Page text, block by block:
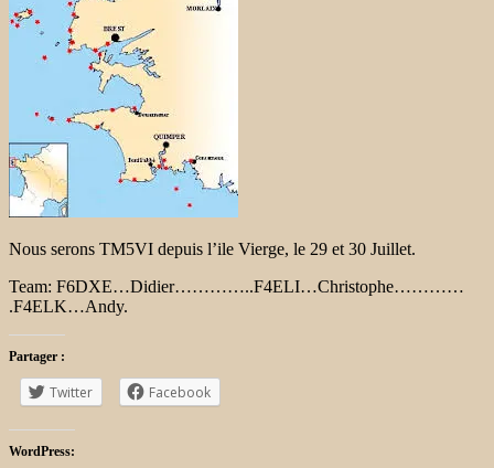
Nous serons TM5VI depuis l’ile Vierge, le 29 et 30 Juillet.
Team: F6DXE…Didier…………..F4ELI…Christophe…………
.F4ELK…Andy.
Partager :
Twitter Facebook
WordPress: